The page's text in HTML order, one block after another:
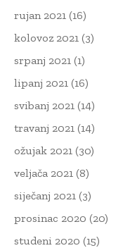
rujan 2021 (16)
kolovoz 2021 (3)
srpanj 2021 (1)
lipanj 2021 (16)
svibanj 2021 (14)
travanj 2021 (14)
ožujak 2021 (30)
veljača 2021 (8)
siječanj 2021 (3)
prosinac 2020 (20)
studeni 2020 (15)